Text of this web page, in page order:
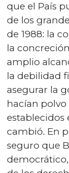
que el País
de los
de 1988: la
la
amplio
la debilidad
asegurar la
hacían polvo
establecidos
cambió. En
seguro que